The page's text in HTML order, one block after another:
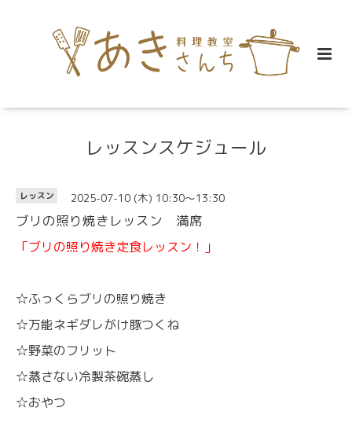
レッスンスケジュール
レッスン 2025-07-10 (木) 10:30～13:30
ブリの照り焼きレッスン 満席
「ブリの照り焼き定食レッスン！」
☆ふっくらブリの照り焼き
☆万能ネギダレがけ豚つくね
☆野菜のフリット
☆蒸さない冷製茶碗蒸し
☆おやつ